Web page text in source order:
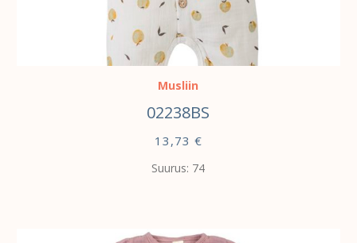
Musliin
02238BS
13,73 €
Suurus: 74